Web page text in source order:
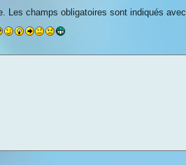
Les champs obligatoires sont indiqués avec